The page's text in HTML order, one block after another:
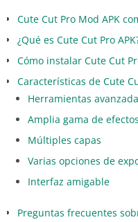
Cute Cut Pro Mod APK
¿Qué es Cute Cut Pro
Cómo instalar Cute Cut
Características de Cute
Herramientas
Amplia gama de
Múltiples capas
Varias opciones de
Interfaz amigable
Preguntas frecuentes